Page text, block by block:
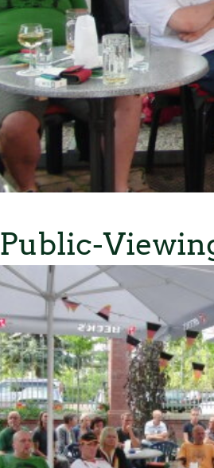
Public-